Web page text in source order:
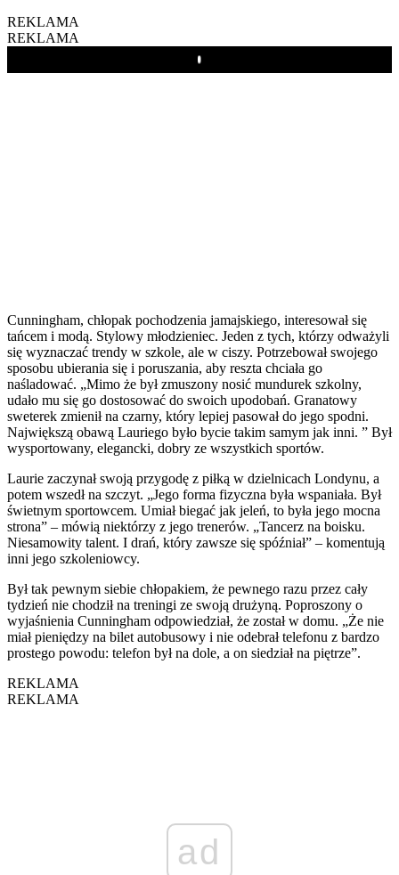
REKLAMA
REKLAMA
Play
Cunningham, chłopak pochodzenia jamajskiego, interesował się
tańcem i modą. Stylowy młodzieniec. Jeden z tych, którzy odważyli
się wyznaczać trendy w szkole, ale w ciszy. Potrzebował swojego
sposobu ubierania się i poruszania, aby reszta chciała go
naśladować. „Mimo że był zmuszony nosić mundurek szkolny,
udało mu się go dostosować do swoich upodobań. Granatowy
sweterek zmienił na czarny, który lepiej pasował do jego spodni.
Największą obawą Lauriego było bycie takim samym jak inni. ” Był
wysportowany, elegancki, dobry ze wszystkich sportów.
Laurie zaczynał swoją przygodę z piłką w dzielnicach Londynu, a
potem wszedł na szczyt. „Jego forma fizyczna była wspaniała. Był
świetnym sportowcem. Umiał biegać jak jeleń, to była jego mocna
strona” – mówią niektórzy z jego trenerów. „Tancerz na boisku.
Niesamowity talent. I drań, który zawsze się spóźniał” – komentują
inni jego szkoleniowcy.
Był tak pewnym siebie chłopakiem, że pewnego razu przez cały
tydzień nie chodził na treningi ze swoją drużyną. Poproszony o
wyjaśnienia Cunningham odpowiedział, że został w domu. „Że nie
miał pieniędzy na bilet autobusowy i nie odebrał telefonu z bardzo
prostego powodu: telefon był na dole, a on siedział na piętrze”.
REKLAMA
REKLAMA
ad